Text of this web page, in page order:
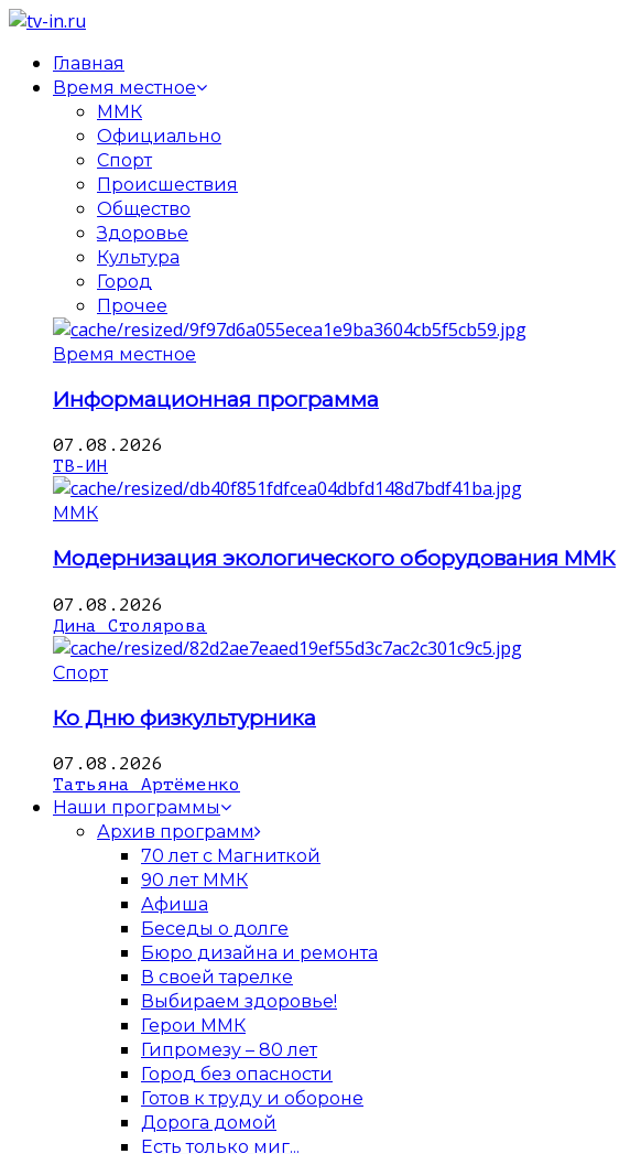
Главная
Время местное
ММК
Официально
Спорт
Происшествия
Общество
Здоровье
Культура
Город
Прочее
Время местное
Информационная программа
07.08.2026
ТВ-ИН
ММК
Модернизация экологического оборудования ММК
07.08.2026
Дина Столярова
Спорт
Ко Дню физкультурника
07.08.2026
Татьяна Артёменко
Наши программы
Архив программ
70 лет с Магниткой
90 лет ММК
Афиша
Беседы о долге
Бюро дизайна и ремонта
В своей тарелке
Выбираем здоровье!
Герои ММК
Гипромезу – 80 лет
Город без опасности
Готов к труду и обороне
Дорога домой
Есть только миг...